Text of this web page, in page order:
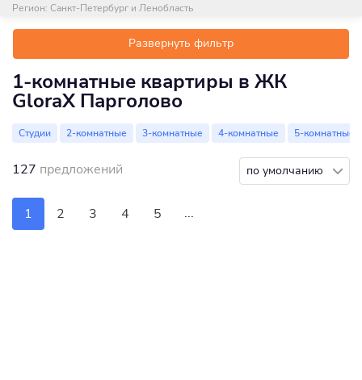
Регион: Санкт-Петербург и Ленобласть
Развернуть фильтр
1-комнатные квартиры в ЖК
GloraX Парголово
Студии 2-комнатные 3-комнатные 4-комнатные 5-комнатные
127 предложений по умолчанию
1 2 3 4 5 ...